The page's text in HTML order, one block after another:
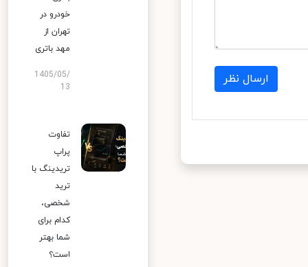
ارسال نظر
خودرو در
تهران از
مهد باتری
1405/05/
13
تفاوت
پراپ
تریدینگ با
ترید
شخصی،
کدام برای
شما بهتر
است؟